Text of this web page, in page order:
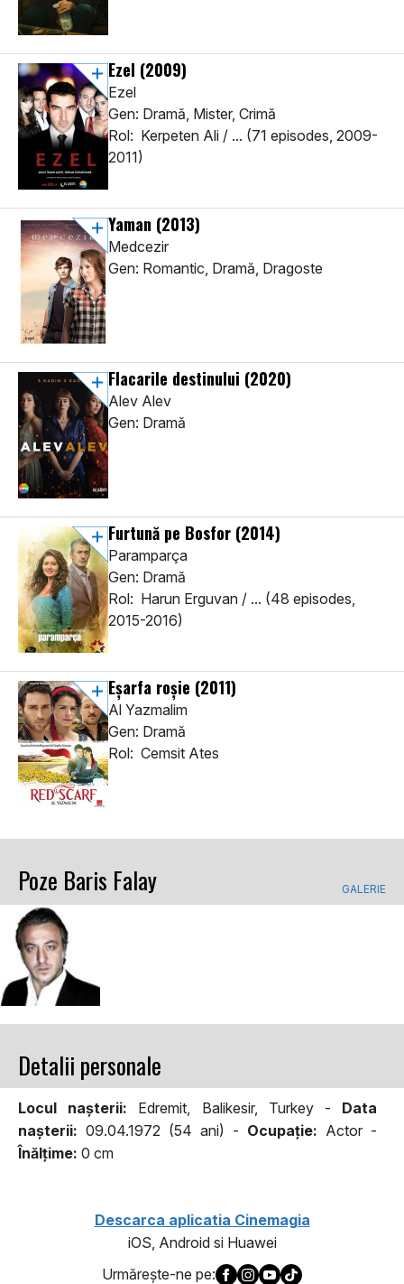
Ezel (2009)
Ezel
Gen: Dramă, Mister, Crimă
Rol: Kerpeten Ali / ... (71 episodes, 2009-
2011)
Yaman (2013)
Medcezir
Gen: Romantic, Dramă, Dragoste
Flacarile destinului (2020)
Alev Alev
Gen: Dramă
Furtună pe Bosfor (2014)
Paramparça
Gen: Dramă
Rol: Harun Erguvan / ... (48 episodes,
2015-2016)
Eşarfa roşie (2011)
Al Yazmalim
Gen: Dramă
Rol: Cemsit Ates
Poze Baris Falay GALERIE
Detalii personale
Locul naşterii: Edremit, Balikesir, Turkey - Data
naşterii: 09.04.1972 (54 ani) - Ocupaţie: Actor -
Înălţime: 0 cm
Descarca aplicatia Cinemagia
iOS, Android si Huawei
Urmăreşte-ne pe: